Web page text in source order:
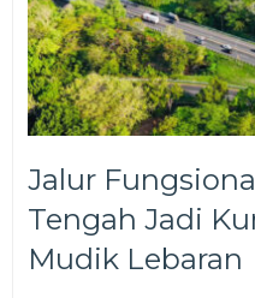
Jalur
Tengah Jadi
Mudik Lebaran